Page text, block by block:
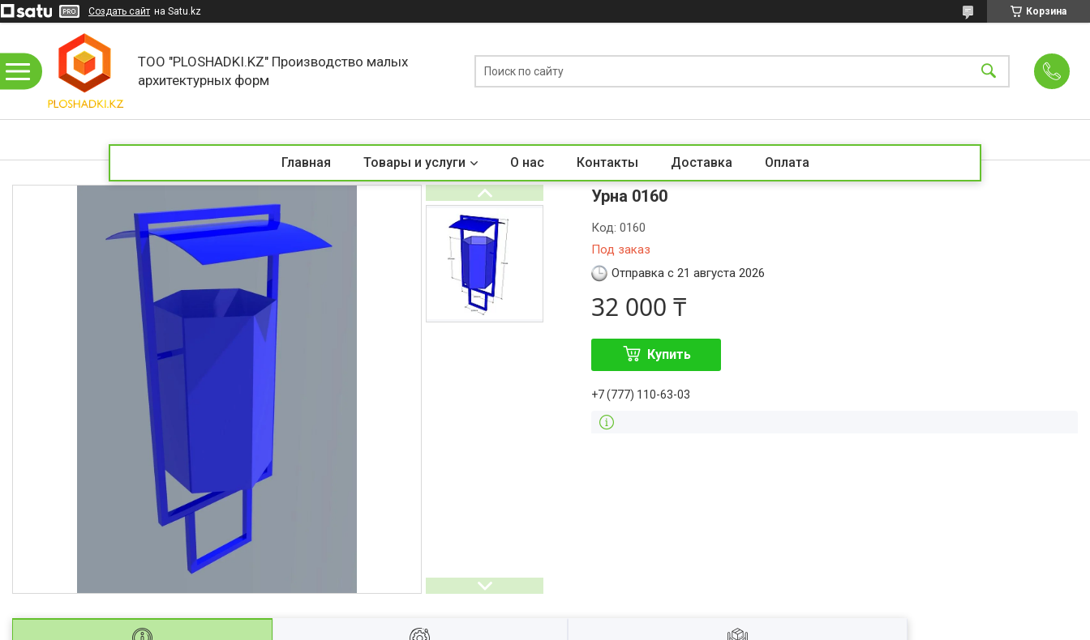
Создать сайт на Satu.kz Корзина
ТОО "PLOSHADKI.KZ" Производство малых
архитектурных форм
Главная Товары и услуги О нас Контакты Доставка Оплата
Урна 0160
Под заказ
Код:0160
Отправка с 21 августа 2026
32 000 ₸
Купить
+7 (777) 110-63-03